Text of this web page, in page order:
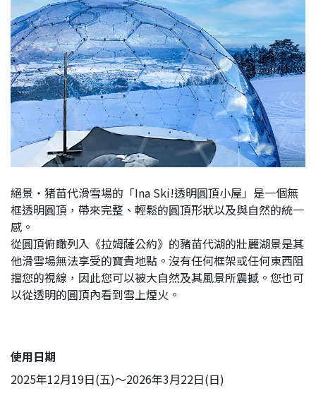
絕景・猪苗代滑雪場的「Ina Ski!透明圓頂小屋」是一個無
框透明圓頂，帶來完整、輕鬆的圓頂形狀以及與自然的統一
感。
從圓頂俯瞰列入《拉姆薩公約》的豬苗代湖的壯麗湖景是其
他滑雪場無法享受的寶貴地點。沒有任何框架或任何東西阻
擋您的視線，因此您可以被大自然及其風景所震撼。您也可
以從透明的圓頂內看到雪上煙火。
使用日期
2025年12月19日(五)～2026年3月22日(日)